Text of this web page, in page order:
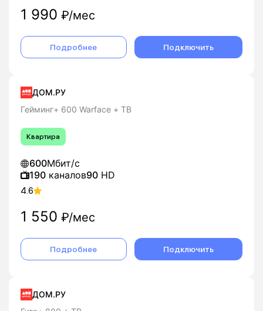
1 990 ₽/мес
Подробнее Подключить
ДОМ.РУ
Гейминг+ 600 Warface + ТВ
Квартира
600Мбит/с
190 каналов90 HD
4.6
1 550 ₽/мес
Подробнее Подключить
ДОМ.РУ